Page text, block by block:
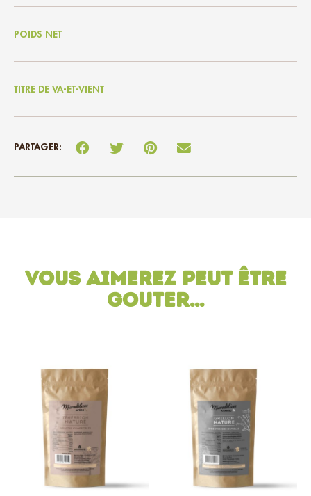
POIDS NET
TITRE DE VA-ET-VIENT
PARTAGER:
Vous aimerez peut être
gouter…